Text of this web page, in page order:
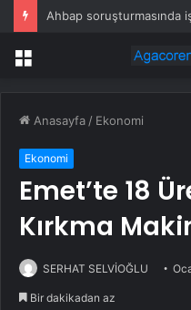
Menü
Anasayfa / Ekonomi
Ekonomi
Emet’te 18
Kırkma
SERHAT SELVİOĞLU
Bir dakikadan az